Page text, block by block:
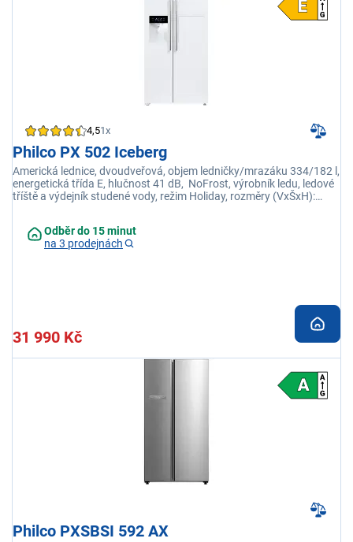
4,51x
Philco PX 502 Iceberg
Americká lednice, dvoudveřová, objem ledničky/mrazáku 334/182 l,
energetická třída E, hlučnost 41 dB, NoFrost, výrobník ledu, ledové
tříště a výdejník studené vody, režim Holiday, rozměry (VxŠxH):
Odběr do 15 minut
na 3 prodejnách
31 990 Kč
Philco PXSBSI 592 AX